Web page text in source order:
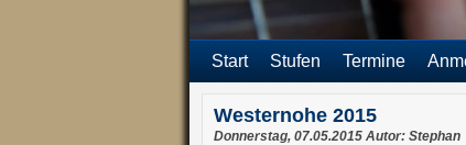
Start Stufen Termine
Westernohe 2015
Donnerstag, 07.05.2015 Autor: Stephan